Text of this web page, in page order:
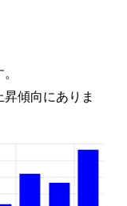
傾向にありま